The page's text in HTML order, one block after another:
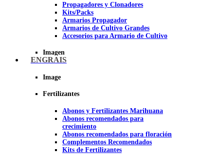
Propagadores y Clonadores
Kits/Packs
Armarios Propagador
Armarios de Cultivo Grandes
Accesorios para Armario de Cultivo
Imagen
ENGRAIS
Image
Fertilizantes
Abonos y Fertilizantes Marihuana
Abonos recomendados para
crecimiento
Abonos recomendados para floración
Complementos Recomendados
Kits de Fertilizantes